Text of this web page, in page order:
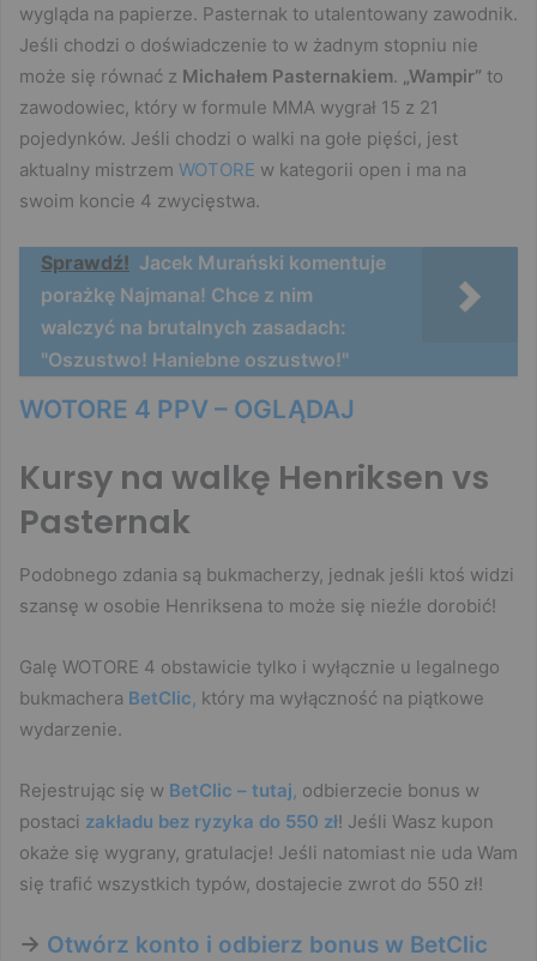
wygląda na papierze. Pasternak to utalentowany zawodnik.
Jeśli chodzi o doświadczenie to w żadnym stopniu nie
może się równać z Michałem Pasternakiem. „Wampir” to
zawodowiec, który w formule MMA wygrał 15 z 21
pojedynków. Jeśli chodzi o walki na gołe pięści, jest
aktualny mistrzem WOTORE w kategorii open i ma na
swoim koncie 4 zwycięstwa.
Sprawdź! Jacek Murański komentuje
porażkę Najmana! Chce z nim
walczyć na brutalnych zasadach:
"Oszustwo! Haniebne oszustwo!"
WOTORE 4 PPV – OGLĄDAJ
Kursy na walkę Henriksen vs
Pasternak
Podobnego zdania są bukmacherzy, jednak jeśli ktoś widzi
szansę w osobie Henriksena to może się nieźle dorobić!
Galę WOTORE 4 obstawicie tylko i wyłącznie u legalnego
bukmachera BetClic, który ma wyłączność na piątkowe
wydarzenie.
Rejestrując się w BetClic – tutaj, odbierzecie bonus w
postaci zakładu bez ryzyka do 550 zł! Jeśli Wasz kupon
okaże się wygrany, gratulacje! Jeśli natomiast nie uda Wam
się trafić wszystkich typów, dostajecie zwrot do 550 zł!
-> Otwórz konto i odbierz bonus w BetClic